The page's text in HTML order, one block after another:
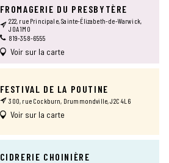
FROMAGERIE DU PRESBYTÈRE
222, rue Principale, Sainte-Élizabeth-de-Warwick,
J0A 1M0
819-358-6555
Voir sur la carte
FESTIVAL DE LA POUTINE
300, rue Cockburn, Drummondville, J2C 4L6
Voir sur la carte
CIDRERIE CHOINIÈRE